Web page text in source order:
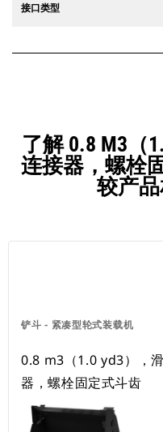
接口类型
了解 0.8 M3（
连接器，螺栓
较产品
铲斗 - 紧凑型轮式装载机
0.8 m3（1.0 yd3），
器，螺栓固定式斗齿